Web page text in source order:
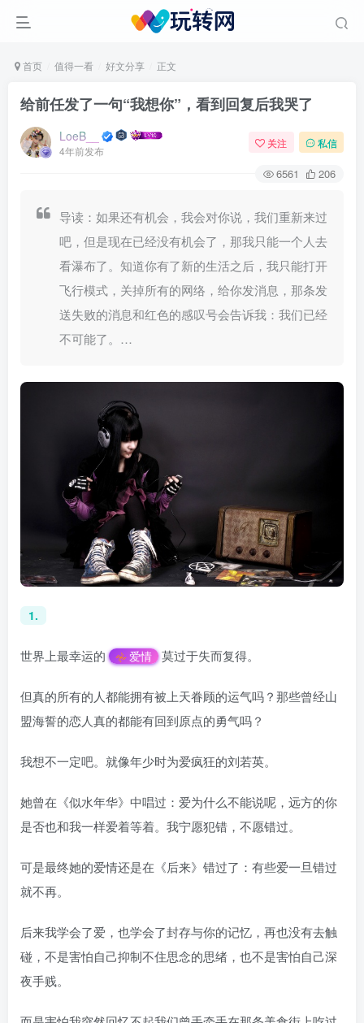
首页 值得一看 好文分享 正文
给前任发了一句“我想你”，看到回复后我哭了
LoeB__
4年前发布
关注 私信
6561 206
导读：如果还有机会，我会对你说，我们重新来过
吧，但是现在已经没有机会了，那我只能一个人去
看瀑布了。知道你有了新的生活之后，我只能打开
飞行模式，关掉所有的网络，给你发消息，那条发
送失败的消息和红色的感叹号会告诉我：我们已经
不可能了。…
1.
世界上最幸运的 爱情 莫过于失而复得。
但真的所有的人都能拥有被上天眷顾的运气吗？那些曾经山
盟海誓的恋人真的都能有回到原点的勇气吗？
我想不一定吧。就像年少时为爱疯狂的刘若英。
她曾在《似水年华》中唱过：爱为什么不能说呢，远方的你
是否也和我一样爱着等着。我宁愿犯错，不愿错过。
可是最终她的爱情还是在《后来》错过了：有些爱一旦错过
就不再。
后来我学会了爱，也学会了封存与你的记忆，再也没有去触
碰，不是害怕自己抑制不住思念的思绪，也不是害怕自己深
夜手贱。